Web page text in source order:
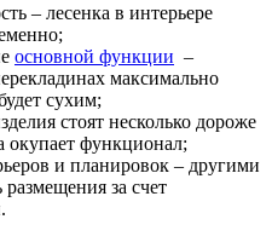
– лесенка в интерьере
основной функции –
максимально
сухим;
стоят несколько дороже
окупает функционал;
и планировок – другими
за счет